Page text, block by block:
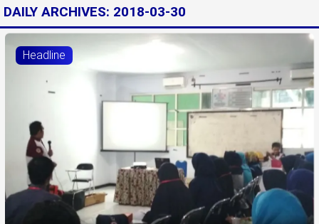
Politik
Pendidikan
Bisnis
Otomotif
Hukum
Sport
DAILY ARCHIVES: 2018-03-30
Headline